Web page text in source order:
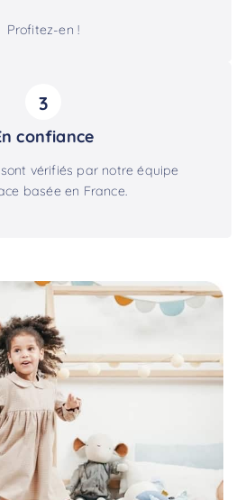
Profitez-en !
3
confiance
vérifiés par notre équipe
basée en France.